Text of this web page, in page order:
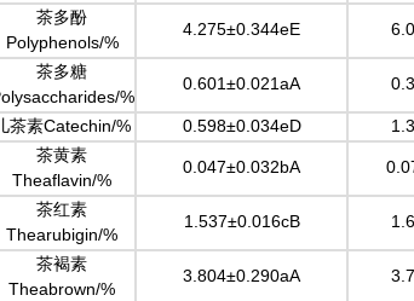
茶多酚
Polyphenols/%
4.275±0.344eE
茶多糖
%
0.601±0.021aA
茶素Catechin/% 0.598±0.034eD
茶黄素
Theaflavin/%
0.047±0.032bA
茶红素
Thearubigin/%
1.537±0.016cB
茶褐素
Theabrown/%
3.804±0.290aA